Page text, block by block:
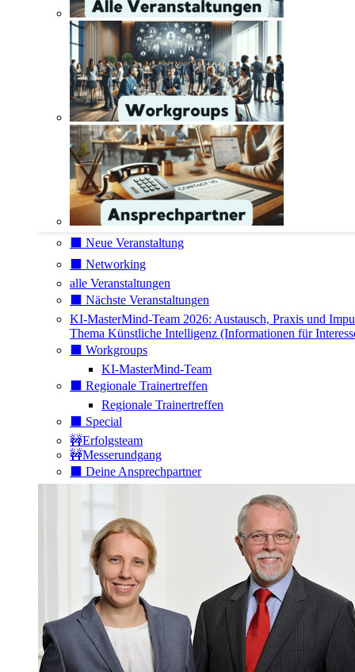
⬛️ Neue Veranstaltung
⬛️ Networking
alle Veranstaltungen
⬛️ Nächste Veranstaltungen
KI-MasterMind-Team 2026: Austausch, Praxis und
Thema Künstliche Intelligenz (Informationen für
⬛️ Workgroups
KI-MasterMind-Team
⬛️ Regionale Trainertreffen
Regionale Trainertreffen
⬛️ Special
🚧Erfolgsteam
🚧Messerundgang
⬛️ Deine Ansprechpartner